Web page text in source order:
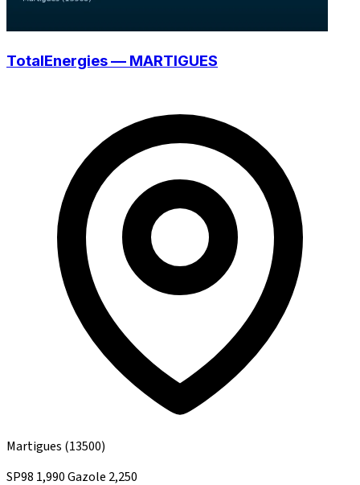
TotalEnergies — MARTIGUES
Martigues (13500)
SP98 1,990Gazole 2,250